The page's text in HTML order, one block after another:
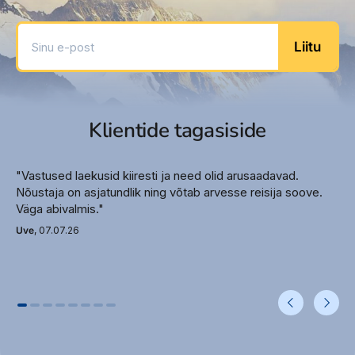
Päikesevarjud rannas (lisatasu eest)
Hotelli ametlik kategooria – 5*
Toa suurus umbes 34 m 2
Vann või dušš
WC
Föön
Hommikumantel
perioodiliselt)
Sinu e-post
Liitu
Klientide tagasiside
"Vastused laekusid kiiresti ja need olid arusaadavad.
Nõustaja on asjatundlik ning võtab arvesse reisija soove.
Väga abivalmis."
Uve, 07.07.26